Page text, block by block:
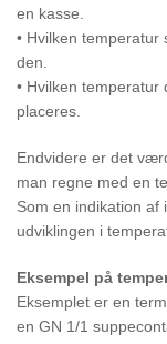
en kasse.
• Hvilken
den.
• Hvilken
placeres.
Endvidere er det
man regne med en
Som en indikation af
udviklingen i
Eksempel på
Eksemplet er en
en GN 1/1